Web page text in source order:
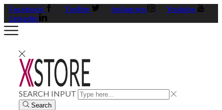
Facebook Twitter Instagram
Youtube
Linkedin
SEARCH INPUT
Search